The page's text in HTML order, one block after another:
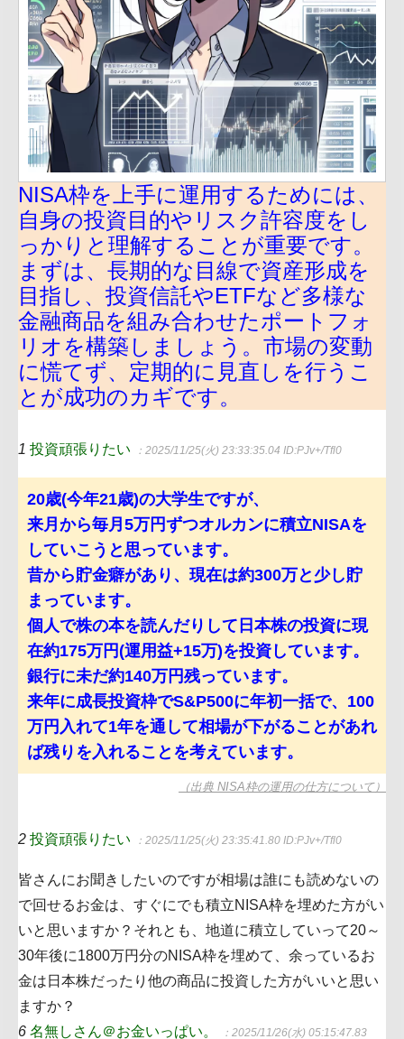
NISA枠を上手に運用するためには、
自身の投資目的やリスク許容度をし
っかりと理解することが重要です。
まずは、長期的な目線で資産形成を
目指し、投資信託やETFなど多様な
金融商品を組み合わせたポートフォ
リオを構築しましょう。市場の変動
に慌てず、定期的に見直しを行うこ
とが成功のカギです。
1 投資頑張りたい ：2025/11/25(火) 23:33:35.04 ID:PJv+/Tfl0
20歳(今年21歳)の大学生ですが、
来月から毎月5万円ずつオルカンに積立NISAを
していこうと思っています。
昔から貯金癖があり、現在は約300万と少し貯
まっています。
個人で株の本を読んだりして日本株の投資に現
在約175万円(運用益+15万)を投資しています。
銀行に未だ約140万円残っています。
来年に成長投資枠でS&P500に年初一括で、100
万円入れて1年を通して相場が下がることがあれ
ば残りを入れることを考えています。
（出典 NISA枠の運用の仕方について）
2 投資頑張りたい ：2025/11/25(火) 23:35:41.80 ID:PJv+/Tfl0
皆さんにお聞きしたいのですが相場は誰にも読めないの
で回せるお金は、すぐにでも積立NISA枠を埋めた方がい
いと思いますか？それとも、地道に積立していって20～
30年後に1800万円分のNISA枠を埋めて、余っているお
金は日本株だったり他の商品に投資した方がいいと思い
ますか？
6 名無しさん＠お金いっぱい。 ：2025/11/26(水) 05:15:47.83